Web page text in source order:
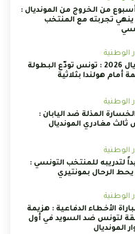
من الخروج من المونديال :
ينهي تجربته مع المنتخب
الوطنية
مونديال 2026 : تونس تودّع البطولة
أمام هولندا بثلاثية
الوطنية
المذلة ضد اليابان :
ثالث مغادري المونديال
الوطنية
لتدريبه للمنتخب التونسي :
يحط الرحال بمونتيري
الوطنية
الأخطاء الدفاعية : هزيمة
لتونس ضد السويد في أول
المونديال